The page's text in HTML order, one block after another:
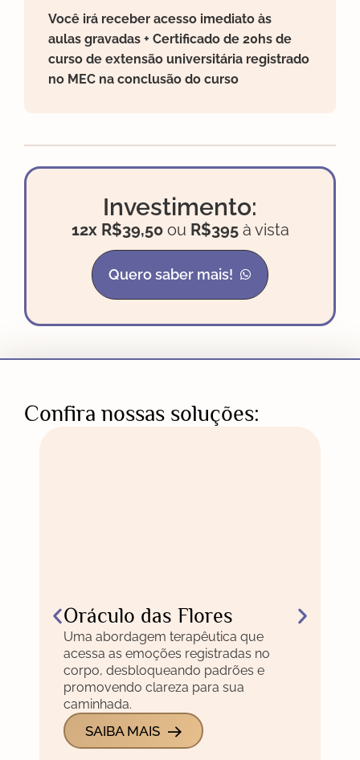
Você irá receber acesso imediato às
aulas gravadas + Certificado de 20hs de
curso de extensão universitária registrado
no MEC na conclusão do curso
Investimento:
12x R$39,50ou R$395à vista
Quero saber mais!
Confira nossas soluções:
Oráculo das Flores
Uma abordagem terapêutica que
acessa as emoções registradas no
corpo, desbloqueando padrões e
promovendo clareza para sua
caminhada.
SAIBA MAIS